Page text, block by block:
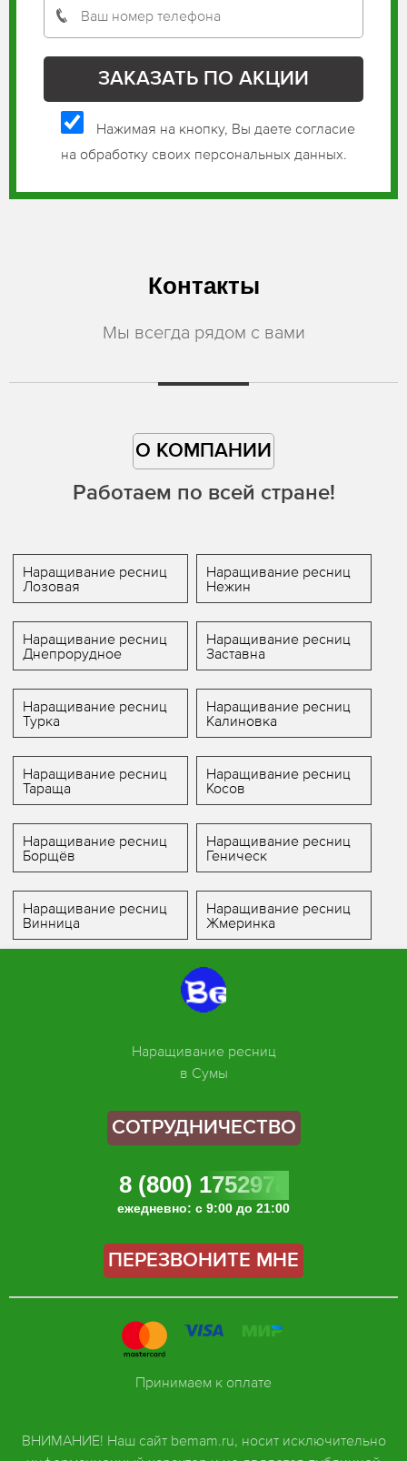
Нажимая на кнопку, Вы даете согласие
на обработку своих персональных данных.
Контакты
Мы всегда рядом с вами
О КОМПАНИИ
Работаем по всей стране!
Наращивание ресниц
Лозовая
Наращивание ресниц
Нежин
Наращивание ресниц
Днепрорудное
Наращивание ресниц
Заставна
Наращивание ресниц
Турка
Наращивание ресниц
Калиновка
Наращивание ресниц
Тараща
Наращивание ресниц
Косов
Наращивание ресниц
Борщёв
Наращивание ресниц
Геническ
Наращивание ресниц
Винница
Наращивание ресниц
Жмеринка
Наращивание ресниц
в Сумы
СОТРУДНИЧЕСТВО
8 (800) 1752978
ежедневно: с 9:00 до 21:00
ПЕРЕЗВОНИТЕ МНЕ
ВНИМАНИЕ! Наш сайт bemam.ru, носит исключительно
Принимаем к оплате